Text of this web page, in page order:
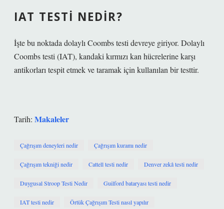
IAT TESTI NEDIR?
İşte bu noktada dolaylı Coombs testi devreye giriyor. Dolaylı
Coombs testi (IAT), kandaki kırmızı kan hücrelerine karşı
antikorları tespit etmek ve taramak için kullanılan bir testtir.
Tarih: Makaleler
Çağrışım deneyleri nedir Çağrışım kuramı nedir
Çağrışım tekniği nedir Cattell testi nedir Denver zekâ testi nedir
Duygusal Stroop Testi Nedir Guilford bataryası testi nedir
IAT testi nedir Örtük Çağrışım Testi nasıl yapılır